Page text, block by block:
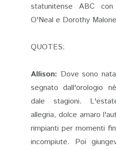
statunitense ABC
O'Neal e Dorothy
QUOTES:
Allison: Dove sono
segnato dall'orologio
dale stagioni.
allegria, dolce amaro
rimpianti per momenti
incompiute. Poi